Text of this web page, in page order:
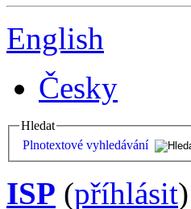
English
Česky
Hledat
Plnotextové vyhledávání
ISP (příhlásit)